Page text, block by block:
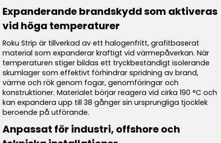
Expanderande brandskydd som aktiveras
vid höga temperaturer
Roku Strip är tillverkad av ett halogenfritt, grafitbaserat
material som expanderar kraftigt vid värmepåverkan. När
temperaturen stiger bildas ett tryckbeständigt isolerande
skumlager som effektivt förhindrar spridning av brand,
värme och rök genom fogar, genomföringar och
konstruktioner. Materialet börjar reagera vid cirka 190 °C och
kan expandera upp till 38 gånger sin ursprungliga tjocklek
beroende på utförande.
Anpassat för industri, offshore och